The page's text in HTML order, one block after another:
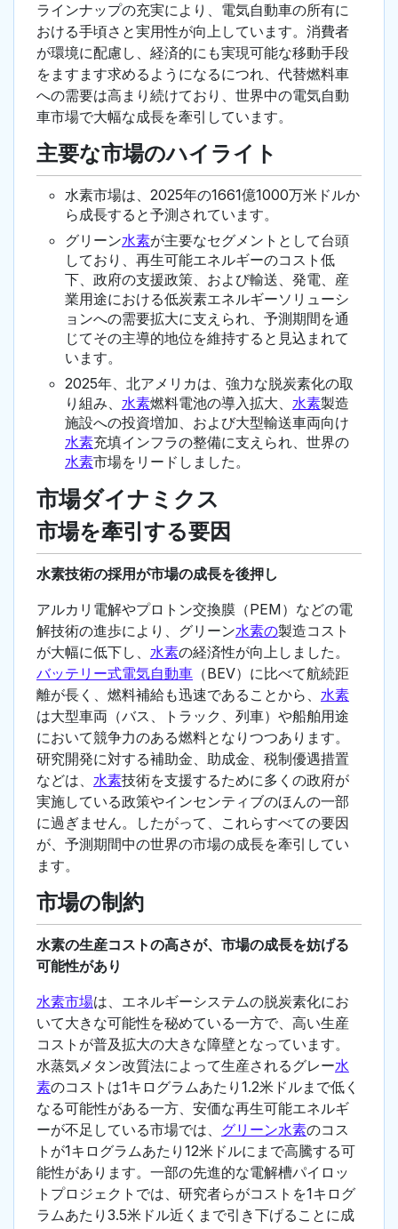
ラインナップの充実により、電気自動車の所有に
おける手頃さと実用性が向上しています。消費者
が環境に配慮し、経済的にも実現可能な移動手段
をますます求めるようになるにつれ、代替燃料車
への需要は高まり続けており、世界中の電気自動
車市場で大幅な成長を牽引しています。
主要な市場のハイライト
水素市場は、2025年の1661億1000万米ドルか
ら成長すると予測されています。
グリーン水素が主要なセグメントとして台頭
しており、再生可能エネルギーのコスト低
下、政府の支援政策、および輸送、発電、産
業用途における低炭素エネルギーソリューシ
ョンへの需要拡大に支えられ、予測期間を通
じてその主導的地位を維持すると見込まれて
います。
2025年、北アメリカは、強力な脱炭素化の取
り組み、 水素燃料電池の導入拡大、 水素製造
施設への投資増加、および大型輸送車両向け
水素充填インフラの整備に支えられ、世界の
水素市場をリードしました。
市場ダイナミクス
市場を牽引する要因
水素技術の採用が市場の成長を後押し
アルカリ電解やプロトン交換膜（PEM）などの電
解技術の進歩により、グリーン水素の製造コスト
が大幅に低下し、 水素の経済性が向上しました。
バッテリー式電気自動車 （BEV）に比べて航続距
離が長く、燃料補給も迅速であることから、 水素
は大型車両（バス、トラック、列車）や船舶用途
において競争力のある燃料となりつつあります。
研究開発に対する補助金、助成金、税制優遇措置
などは、 水素技術を支援するために多くの政府が
実施している政策やインセンティブのほんの一部
に過ぎません。したがって、これらすべての要因
が、予測期間中の世界の市場の成長を牽引してい
ます。
市場の制約
水素の生産コストの高さが、市場の成長を妨げる
可能性があり
水素市場は、エネルギーシステムの脱炭素化にお
いて大きな可能性を秘めている一方で、高い生産
コストが普及拡大の大きな障壁となっています。
水蒸気メタン改質法によって生産されるグレー水
素のコストは1キログラムあたり1.2米ドルまで低く
なる可能性がある一方、安価な再生可能エネルギ
ーが不足している市場では、 グリーン水素のコス
トが1キログラムあたり12米ドルにまで高騰する可
能性があります。一部の先進的な電解槽パイロッ
トプロジェクトでは、研究者らがコストを1キログ
ラムあたり3.5米ドル近くまで引き下げることに成